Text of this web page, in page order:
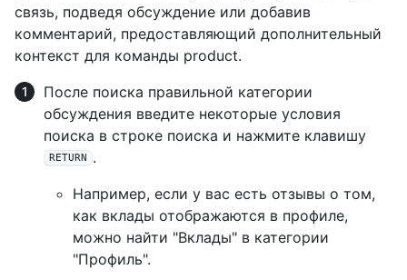
связь, подведя обсуждение или добавив
комментарий, предоставляющий дополнительный
контекст для команды product.
После поиска правильной категории
обсуждения введите некоторые условия
поиска в строке поиска и нажмите клавишу
RETURN
.
Например, если у вас есть отзывы о том,
как вклады отображаются в профиле,
можно найти "Вклады" в категории
"Профиль".